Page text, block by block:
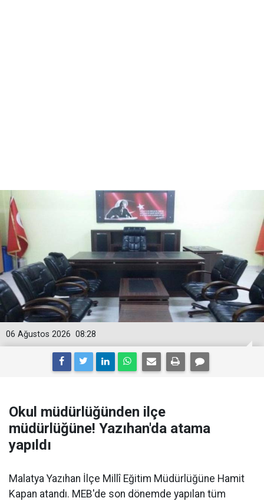
08:28
06 Ağustos 2026
Okul müdürlüğünden ilçe
müdürlüğüne! Yazıhan'da atama
yapıldı
Malatya Yazıhan İlçe Millî Eğitim Müdürlüğüne Hamit
Kapan atandı. MEB'de son dönemde yapılan tüm